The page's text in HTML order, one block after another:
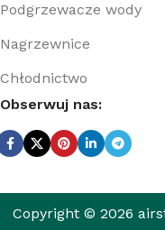
Podgrzewacze wody
Nagrzewnice
Chłodnictwo
Obserwuj nas:
Copyright © 2026